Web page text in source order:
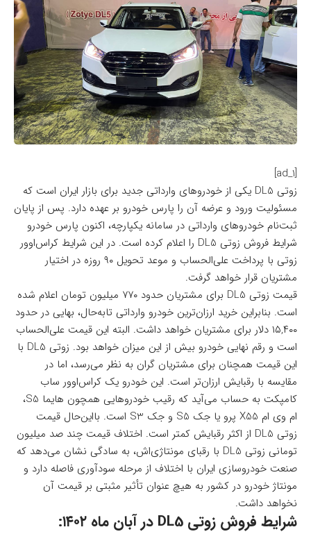
[ad_1]
زوتی DL5 یکی از خودروهای وارداتی جدید برای بازار ایران است که
مسئولیت ورود و عرضه آن را پارس خودرو بر عهده دارد. پس از پایان
ثبت‌نام خودروهای وارداتی در سامانه یکپارچه، اکنون پارس خودرو
شرایط فروش زوتی DL5 را اعلام کرده است. در این شرایط کراس‌اوور
زوتی با پرداخت علی‌الحساب و موعد تحویل ۹۰ روزه در اختیار
مشتریان قرار خواهد گرفت.
قیمت زوتی DL5 برای مشتریان حدود ۷۷۰ میلیون تومان اعلام شده
است. بنابراین خرید ارزان‌ترین خودرو وارداتی تابه‌حال، بهایی در حدود
۱۵,۴۰۰ دلار برای مشتریان خواهد داشت. البته این قیمت علی‌الحساب
است و رقم نهایی خودرو بیش از این میزان خواهد بود. زوتی DL5 با
این قیمت همچنان برای مشتریان گران به نظر می‌رسد، اما در
مقایسه با رقبایش ارزان‌تر است. این خودرو یک کراس‌اوور ساب
کامپکت به حساب می‌آید که رقیب خودروهایی همچون هایما S5،
ام وی ام X55 پرو یا جک S5 و جک S3 است. بااین‌حال قیمت
زوتی DL5 از اکثر رقبایش کمتر است. اختلاف قیمت چند صد میلیون
تومانی زوتی DL5 با رقبای مونتاژی‌اش، به سادگی نشان می‌دهد که
صنعت خودروسازی ایران با اختلاف از مرحله سودآوری فاصله دارد و
مونتاژ خودرو در کشور به هیچ عنوان تأثیر مثبتی بر قیمت آن
نخواهد داشت.
شرایط فروش زوتی DL5 در آبان ماه ۱۴۰۲: